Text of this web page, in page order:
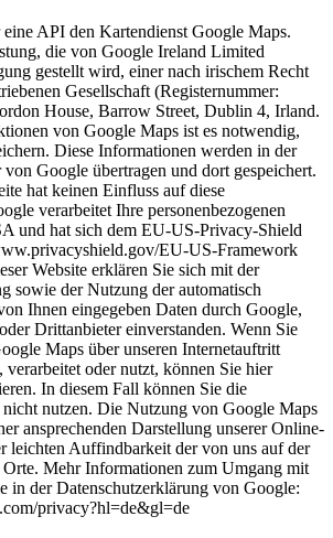
API den Kartendienst Google Maps.
die von Google Ireland Limited
gestellt wird, einer nach irischem Recht
Gesellschaft (Registernummer:
House, Barrow Street, Dublin 4, Irland.
von Google Maps ist es notwendig,
Diese Informationen werden in der
Google übertragen und dort gespeichert.
hat keinen Einfluss auf diese
verarbeitet Ihre personenbezogenen
und hat sich dem EU-US-Privacy-Shield
EU-US-Framework
Website erklären Sie sich mit der
sowie der Nutzung der automatisch
Ihnen eingegeben Daten durch Google,
Drittanbieter einverstanden. Wenn Sie
Maps über unseren Internetauftritt
verarbeitet oder nutzt, können Sie hier
In diesem Fall können Sie die
nutzen. Die Nutzung von Google Maps
ansprechenden Darstellung unserer Online-
leichten Auffindbarkeit der von uns auf der
Orte. Mehr Informationen zum Umgang mit
in der Datenschutzerklärung von Google:
privacy?hl=de&gl=de